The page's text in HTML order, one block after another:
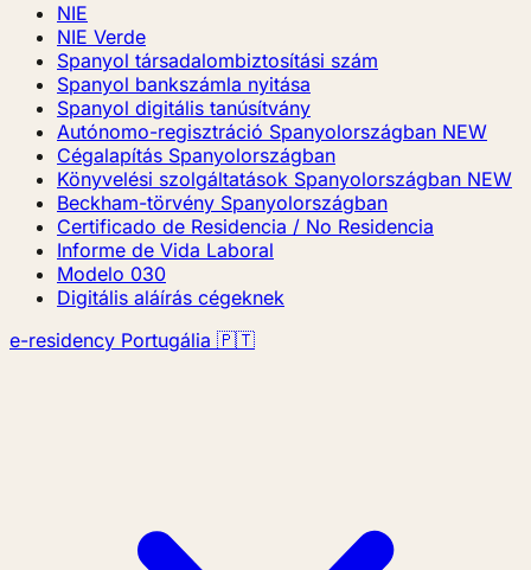
NIE
NIE Verde
Spanyol társadalombiztosítási szám
Spanyol bankszámla nyitása
Spanyol digitális tanúsítvány
Autónomo-regisztráció Spanyolországban NEW
Cégalapítás Spanyolországban
Könyvelési szolgáltatások Spanyolországban NEW
Beckham-törvény Spanyolországban
Certificado de Residencia / No Residencia
Informe de Vida Laboral
Modelo 030
Digitális aláírás cégeknek
e-residency Portugália 🇵🇹